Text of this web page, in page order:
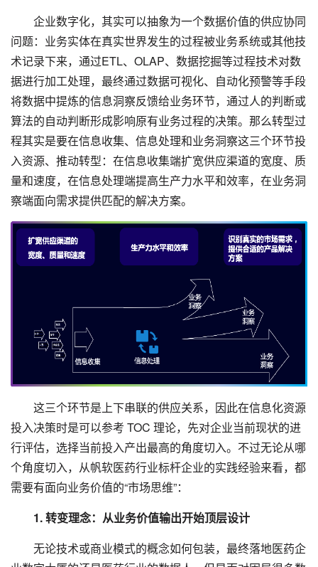
企业数字化，其实可以抽象为一个数据价值的供应协同
问题：业务实体在真实世界发生的过程被业务系统或其他技
术记录下来，通过ETL、OLAP、数据挖掘等过程技术对数
据进行加工处理，最终通过数据可视化、自动化预警等手段
将数据中提炼的信息洞察反馈给业务环节，通过人的判断或
算法的自动判断形成影响原有业务过程的决策。那么转型过
程其实是要在信息收集、信息处理和业务洞察这三个环节投
入资源、推动转型：在信息收集端扩宽供应渠道的宽度、质
量和速度，在信息处理端提高生产力水平和效率，在业务洞
察端面向需求提供匹配的解决方案。
这三个环节是上下串联的供应关系，因此在信息化资源
投入决策时是可以参考 TOC 理论，先对企业当前现状的进
行评估，选择当前投入产出最高的角度切入。不过无论从哪
个角度切入，从帆软医药行业标杆企业的实践经验来看，都
需要有面向业务价值的“市场思维”：
1. 转变理念：从业务价值输出开始顶层设计
无论技术或商业模式的概念如何包装，最终落地医药企